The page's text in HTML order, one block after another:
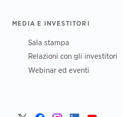
MEDIA E INVESTITORI
Sala stampa
Relazioni con gli investitori
Webinar ed eventi